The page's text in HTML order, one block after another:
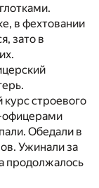
в фехтовании
зато в
строевого
офицерами
Обедали в
Ужинали за
продолжалось